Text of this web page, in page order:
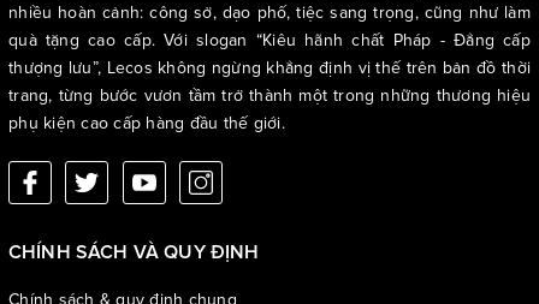
nhiều hoàn cảnh: công sở, dạo phố, tiệc sang trọng, cũng như làm
quà tặng cao cấp. Với slogan “Kiêu hãnh chất Pháp - Đẳng cấp
thượng lưu”, Lecos không ngừng khẳng định vị thế trên bản đồ thời
trang, từng bước vươn tầm trở thành một trong những thương hiệu
phụ kiện cao cấp hàng đầu thế giới.
CHÍNH SÁCH VÀ QUY ĐỊNH
Chính sách & quy định chung